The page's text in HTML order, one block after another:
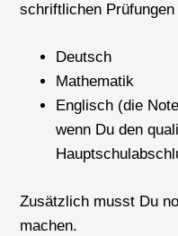
schriftlichen
Deutsch
Mathematik
Englisch (die
wenn Du den
Zusätzlich musst Du
machen.